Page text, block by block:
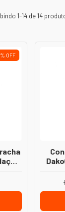
1-14 de 14
% OFF